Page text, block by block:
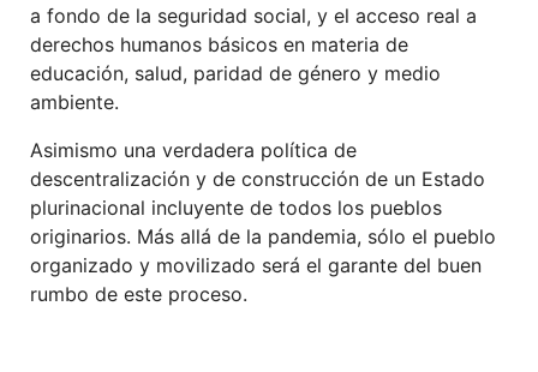
a fondo de la seguridad social, y el acceso real a
derechos humanos básicos en materia de
educación, salud, paridad de género y medio
ambiente.
Asimismo una verdadera política de
descentralización y de construcción de un Estado
plurinacional incluyente de todos los pueblos
originarios. Más allá de la pandemia, sólo el pueblo
organizado y movilizado será el garante del buen
rumbo de este proceso.